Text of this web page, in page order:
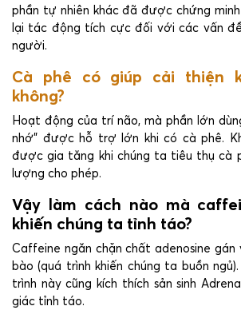
phần tự nhiên khác đã được chứng
lại tác động tích cực đối với các vấn
người.
Cà phê có giúp cải thiện
không?
Hoạt động của trí não, mà phần lớn
nhớ” được hỗ trợ lớn khi có cà phê.
được gia tăng khi chúng ta tiêu thụ cà
lượng cho phép.
Vậy làm cách nào mà
khiến chúng ta tỉnh táo?
Caffeine ngăn chặn chất adenosine
bào (quá trình khiến chúng ta buồn
trình này cũng kích thích sản sinh
giác tỉnh táo.